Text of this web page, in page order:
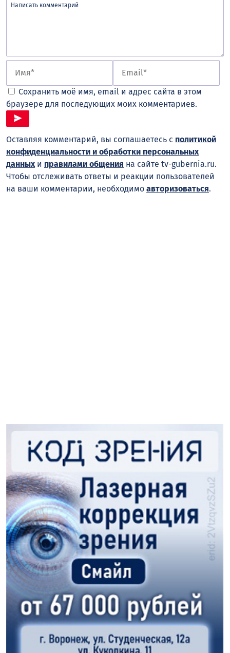
Сохранить моё имя, email и адрес сайта в этом
браузере для последующих моих комментариев.
Оставляя комментарий, вы соглашаетесь с политикой
конфиденциальности и обработки персональных
данных и правилами общения на сайте tv-gubernia.ru.
Чтобы отслеживать ответы и реакции пользователей
на ваши комментарии, необходимо авторизоваться.